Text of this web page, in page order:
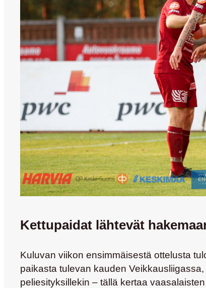
Kettupaidat lähtevät
Kuluvan viikon ensimmäisestä ottelusta
paikasta tulevan kauden
peliesityksillekin – tällä kertaa